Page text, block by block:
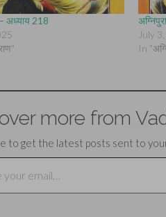
अध्याय 218
July
In
more from
to get the latest posts sent to